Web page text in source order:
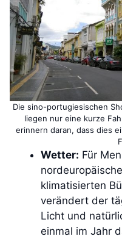
Die sino-portugiesischen
liegen nur eine kurze
erinnern daran, dass dies
Wetter: Für
klimatisierten
verändert der
Licht und
einmal im Jahr